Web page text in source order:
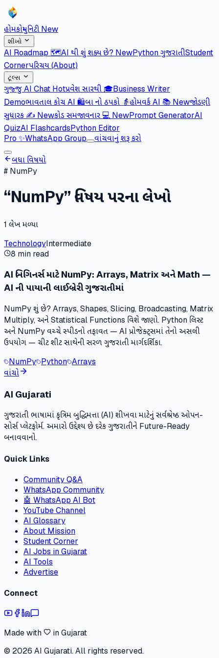
હોમકોમ્યુનિટી New
શીખો
AI Roadmap 🗺️AI થી શું શક્ય છે? NewPython ગુજરાતીStudent
Cornerપરિચય (About)
ટૂલ્સ
ગુજ્જુ AI Chat Hotપ્રવેશ સારથી 🎓Business Writer
Demoભાવતાલ કોચ AI 🛍️બા નો ઠપકો 👵હોમવર્ક AI 📚 Newજોડણી
સુધારક ✍️ Newકોડ સમજાવનાર 💻 NewPrompt GeneratorAI
QuizAI FlashcardsPython Editor
Pro ✨WhatsApp Group વાંચવાનું શરૂ કરો
બધા વિષયો
# NumPy
“NumPy” વિષય પરના લેખો
1 લેખ મળ્યા
TechnologyIntermediate
8 min read
AI બિગિનર્સ માટે NumPy: Arrays, Matrix અને Math —
AI ની પાયાની લાઈબ્રેરી ગુજરાતીમાં
NumPy શું છે? Arrays, Shapes, Slicing, Broadcasting, Matrix
Multiply, અને Statistical Functions વિશે જાણો. Python લિસ્ટ
અને NumPy વચ્ચે સ્પીડનો તફાવત — AI પ્રોજેક્ટ્સમાં તેનો અસલી
ઉપયોગ — ચીટ શીટ સાથેની સરળ ગુજરાતી માર્ગદર્શિકા.
NumPy Python Arrays
વાંચો
AI Gujarati
ગુજરાતી ભાષામાં કૃત્રિમ બુદ્ધિમત્તા (AI) શીખવા માટેનું સર્વશ્રેષ્ઠ ઓપન-
સોર્સ પ્લેટફોર્મ. અમારો ઉદ્દેશ્ય છે દરેક ગુજરાતીને Future-Ready
બનાવવાનો.
Quick Links
Community Q&A
WhatsApp Community
🤖 WhatsApp AI Bot
YouTube Channel
AI Glossary
About Mission
Student Corner
AI Jobs in Gujarat
AI Tools
Advertise
Connect
Made with
in Gujarat
© 2026 AI Gujarati. All rights reserved.